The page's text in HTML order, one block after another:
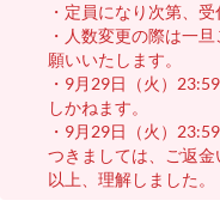
・定員になり次第、
・人数変更の際は一
願いいたします。
・9月29日（火）
しかねます。
・9月29日（火）
つきましては、ご返金
以上、理解しました。